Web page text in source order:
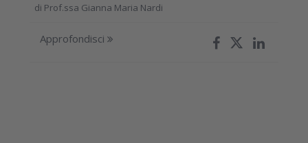
di Prof.ssa Gianna Maria Nardi
Approfondisci